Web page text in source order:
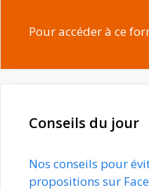
Pour accéder à ce
Conseils du jour
Nos conseils pour
propositions sur